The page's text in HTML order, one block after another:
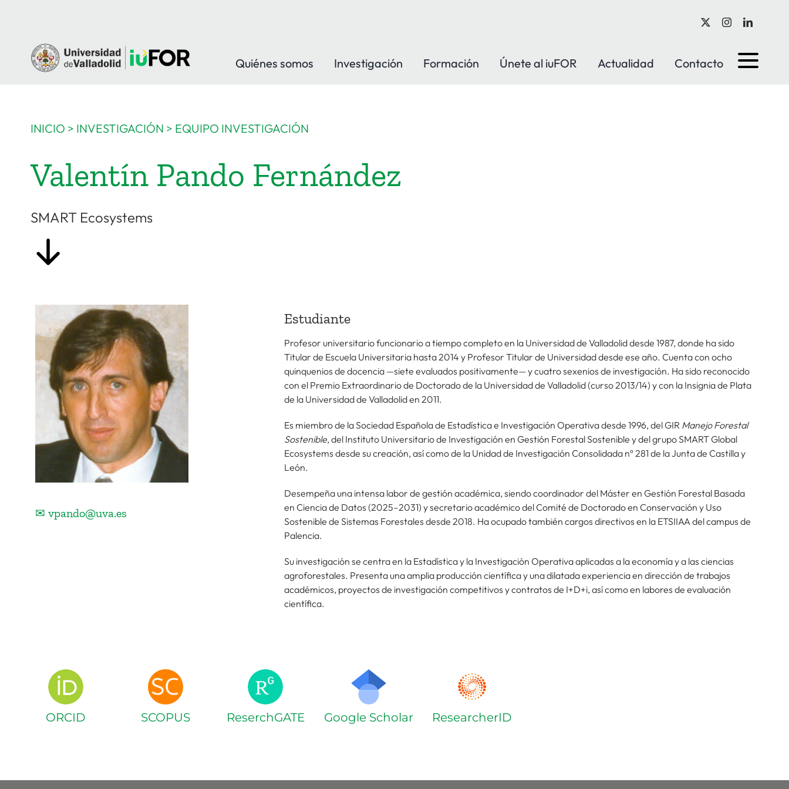
contenido
Quiénes somos
Investigación Formación Únete al iuFOR Actualidad Contacto
INICIO > INVESTIGACIÓN > EQUIPO INVESTIGACIÓN
Valentín Pando Fernández
SMART Ecosystems
✉ vpando@uva.es
Estudiante
Profesor universitario funcionario a tiempo completo en la Universidad de Valladolid desde 1987, donde ha sido
Titular de Escuela Universitaria hasta 2014 y Profesor Titular de Universidad desde ese año. Cuenta con ocho
quinquenios de docencia —siete evaluados positivamente— y cuatro sexenios de investigación. Ha sido reconocido
con el Premio Extraordinario de Doctorado de la Universidad de Valladolid (curso 2013/14) y con la Insignia de Plata
de la Universidad de Valladolid en 2011.
Es miembro de la Sociedad Española de Estadística e Investigación Operativa desde 1996, del GIR Manejo Forestal
Sostenible, del Instituto Universitario de Investigación en Gestión Forestal Sostenible y del grupo SMART Global
Ecosystems desde su creación, así como de la Unidad de Investigación Consolidada nº 281 de la Junta de Castilla y
León.
Desempeña una intensa labor de gestión académica, siendo coordinador del Máster en Gestión Forestal Basada
en Ciencia de Datos (2025–2031) y secretario académico del Comité de Doctorado en Conservación y Uso
Sostenible de Sistemas Forestales desde 2018. Ha ocupado también cargos directivos en la ETSIIAA del campus de
Palencia.
Su investigación se centra en la Estadística y la Investigación Operativa aplicadas a la economía y a las ciencias
agroforestales. Presenta una amplia producción científica y una dilatada experiencia en dirección de trabajos
académicos, proyectos de investigación competitivos y contratos de I+D+i, así como en labores de evaluación
científica.
ORCID SCOPUS ReserchGATE Google Scholar ResearcherID